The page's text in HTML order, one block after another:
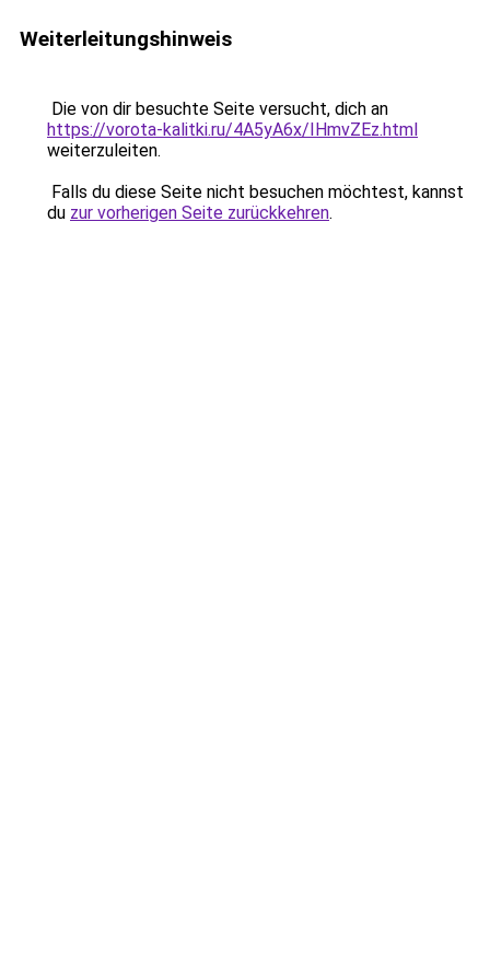
Weiterleitungshinweis
Die von dir besuchte Seite versucht, dich an
https://vorota-kalitki.ru/4A5yA6x/IHmvZEz.html
weiterzuleiten.
Falls du diese Seite nicht besuchen möchtest, kannst
du zur vorherigen Seite zurückkehren.